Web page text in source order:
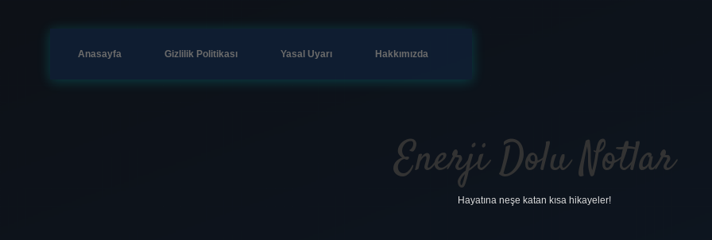
Anasayfa Gizlilik Politikası Yasal Uyarı Hakkımızda
Enerji Dolu Notlar
Hayatına neşe katan kısa hikayeler!